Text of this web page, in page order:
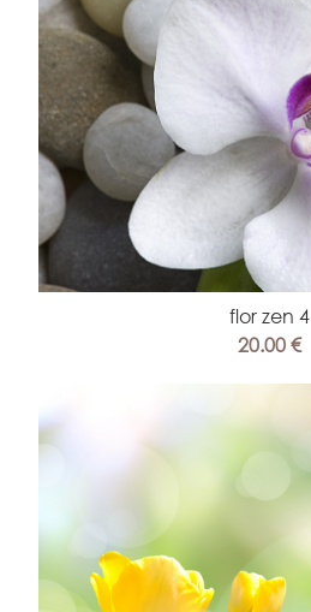
flor zen 4
20.00 €